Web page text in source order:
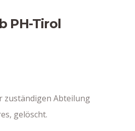
PH-Tirol
zuständigen Abteilung
gelöscht.